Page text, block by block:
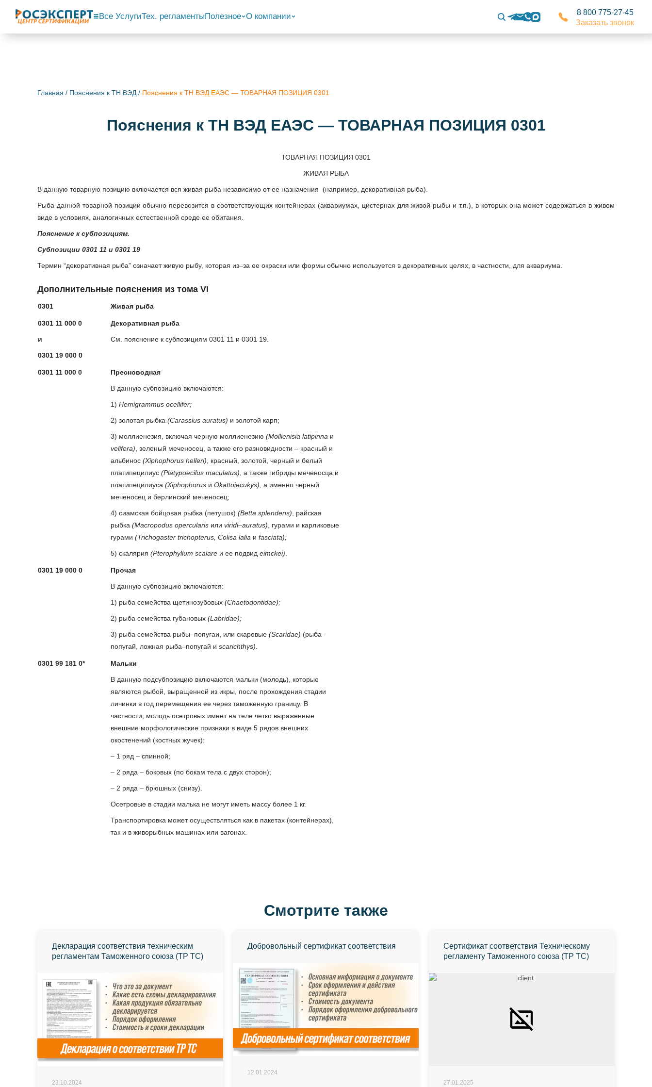
Все УслугиТех. регламенты Полезное О компании
8 800 775-27-45
Заказать звонок
Главная / Пояснения к ТН ВЭД / Пояснения к ТН ВЭД ЕАЭС — ТОВАРНАЯ ПОЗИЦИЯ 0301
Пояснения к ТН ВЭД ЕАЭС — ТОВАРНАЯ ПОЗИЦИЯ 0301
ТОВАРНАЯ ПОЗИЦИЯ 0301
ЖИВАЯ РЫБА
В данную товарную позицию включается вся живая рыба независимо от ее назначения (например, декоративная рыба).
Рыба данной товарной позиции обычно перевозится в соответствующих контейнерах (аквариумах, цистернах для живой рыбы и т.п.), в которых она может содержаться в живом
виде в условиях, аналогичных естественной среде ее обитания.
Пояснение к субпозициям.
Субпозиции 0301 11 и 0301 19
Термин “декоративная рыба” означает живую рыбу, которая из–за ее окраски или формы обычно используется в декоративных целях, в частности, для аквариума.
Дополнительные пояснения из тома VI
0301 Живая рыба
0301 11 000 0
и
0301 19 000 0
Декоративная рыба
См. пояснение к субпозициям 0301 11 и 0301 19.
0301 11 000 0 Пресноводная
В данную субпозицию включаются:
1) Hemigrammus ocellifer;
2) золотая рыбка (Carassius auratus) и золотой карп;
3) моллиенезия, включая черную моллиенезию (Mollienisia latipinna и
velifera) , зеленый меченосец, а также его разновидности – красный и
альбинос (Xiphophorus helleri) , красный, золотой, черный и белый
платипецилиус (Platypoecilus maculatus) , а также гибриды меченосца и
платипецилиуса (Xiphophorus и Okattoiecukys) , а именно черный
меченосец и берлинский меченосец;
4) сиамская бойцовая рыбка (петушок) (Betta splendens) , райская
рыбка (Macropodus opercularis или viridi–auratus) , гурами и карликовые
гурами (Trichogaster trichopterus, Colisa lalia и fasciata);
5) скалярия (Pterophyllum scalare и ее подвид eimckei)
0301 19 000 0 Прочая
В данную субпозицию включаются:
1) рыба семейства щетинозубовых (Chaetodontidae);
2) рыба семейства губановых (Labridae);
3) рыба семейства рыбы–попугаи, или скаровые (Scaridae) (рыба–
попугай, ложная рыба–попугай и scarichthys)
0301 99 181 0* Мальки
В данную подсубпозицию включаются мальки (молодь), которые
являются рыбой, выращенной из икры, после прохождения стадии
личинки в год перемещения ее через таможенную границу. В
частности, молодь осетровых имеет на теле четко выраженные
внешние морфологические признаки в виде 5 рядов внешних
окостенений (костных жучек):
– 1 ряд – спинной;
– 2 ряда – боковых (по бокам тела с двух сторон);
– 2 ряда – брюшных (снизу).
Осетровые в стадии малька не могут иметь массу более 1 кг.
Транспортировка может осуществляться как в пакетах (контейнерах),
так и в живорыбных машинах или вагонах.
Смотрите также
Декларация соответствия техническим
регламентам Таможенного союза (ТР ТС)
23.10.2024
Добровольный сертификат соответствия
12.01.2024
Сертификат соответствия Техническому
регламенту Таможенного союза (ТР ТС)
27.01.2025